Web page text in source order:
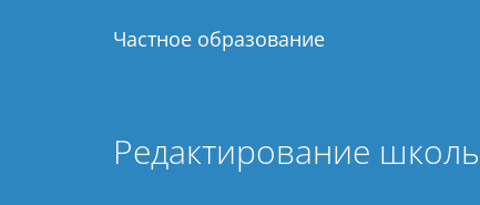
Частное образование
Редактирование